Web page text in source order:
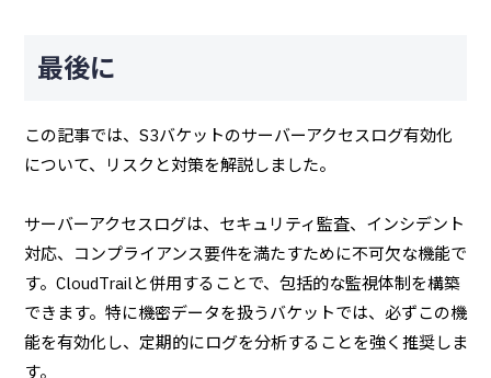
最後に
この記事では、S3バケットのサーバーアクセスログ有効化
について、リスクと対策を解説しました。
サーバーアクセスログは、セキュリティ監査、インシデント
対応、コンプライアンス要件を満たすために不可欠な機能で
す。CloudTrailと併用することで、包括的な監視体制を構築
できます。特に機密データを扱うバケットでは、必ずこの機
能を有効化し、定期的にログを分析することを強く推奨しま
す。